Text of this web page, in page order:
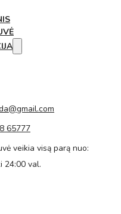
65777
veikia visą parą nuo:
24:00 val.